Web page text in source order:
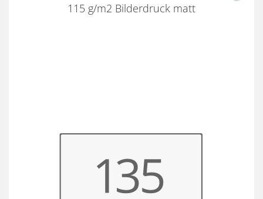
115 g/m2 Bilderdruck matt